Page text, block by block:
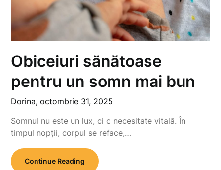
Obiceiuri sănătoase
pentru un somn mai bun
Dorina,octombrie 31, 2025
Somnul nu este un lux, ci o necesitate vitală. În
timpul nopții, corpul se reface,…
Continue Reading